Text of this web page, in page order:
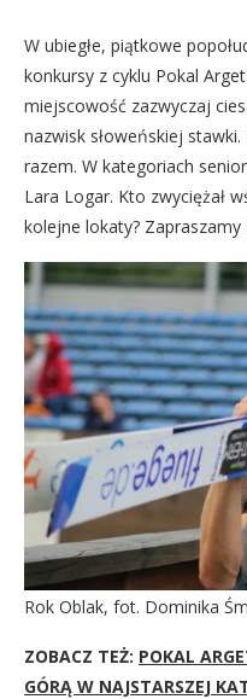
W ubiegłe, piątkowe
konkursy z cyklu Pokal
miejscowość zazwyczaj
nazwisk słoweńskiej
razem. W kategoriach
Lara Logar. Kto zwyciężał
kolejne lokaty? Zapraszamy
Rok Oblak, fot. Dominika
ZOBACZ TEŻ: POKAL
GÓRĄ W NAJSTARSZEJ